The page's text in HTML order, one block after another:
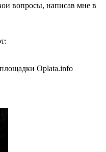
вопросы, написав мне в
Oplata.info